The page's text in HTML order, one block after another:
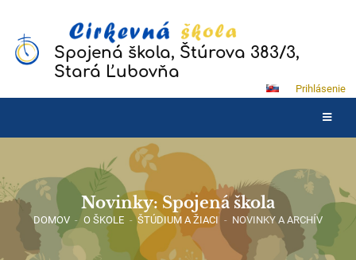
Spojená škola, Štúrova 383/3,
Stará Ľubovňa
Prihlásenie
Novinky: Spojená škola
DOMOV - O ŠKOLE - ŠTÚDIUM A ŽIACI - NOVINKY A ARCHÍV